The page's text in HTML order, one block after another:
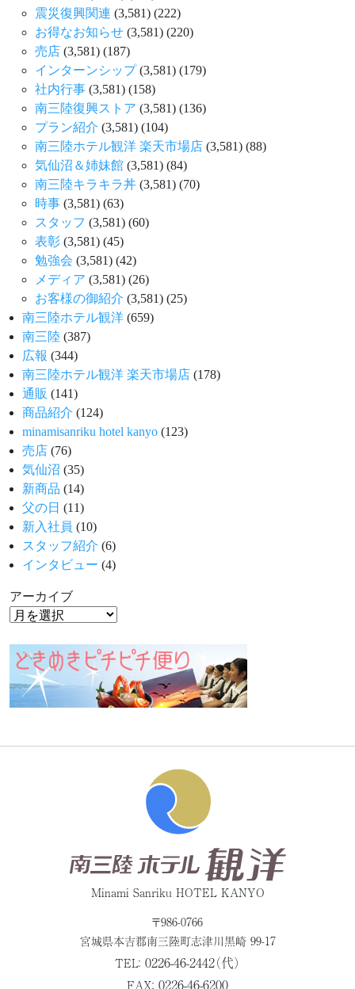
震災復興関連 (3,581) (222)
お得なお知らせ (3,581) (220)
売店 (3,581) (187)
インターンシップ(3,581) (179)
社内行事 (3,581) (158)
南三陸復興ストア (3,581) (136)
プラン紹介 (3,581) (104)
南三陸ホテル観洋 楽天市場店 (3,581) (88)
気仙沼＆姉妹館 (3,581) (84)
南三陸キラキラ丼 (3,581) (70)
時事 (3,581) (63)
スタッフ (3,581) (60)
表彰 (3,581) (45)
勉強会 (3,581) (42)
メディア (3,581) (26)
お客様の御紹介 (3,581) (25)
南三陸ホテル観洋 (659)
南三陸 (387)
広報 (344)
南三陸ホテル観洋 楽天市場店 (178)
通販 (141)
商品紹介 (124)
minamisanriku hotel kanyo (123)
売店 (76)
気仙沼 (35)
新商品 (14)
父の日 (11)
新入社員 (10)
スタッフ紹介 (6)
インタビュー (4)
アーカイブ
Minami Sanriku HOTEL KANYO
〒986-0766
宮城県本吉郡南三陸町志津川黒崎 99-17
TEL： 0226-46-2442（代）
FAX： 0226-46-6200